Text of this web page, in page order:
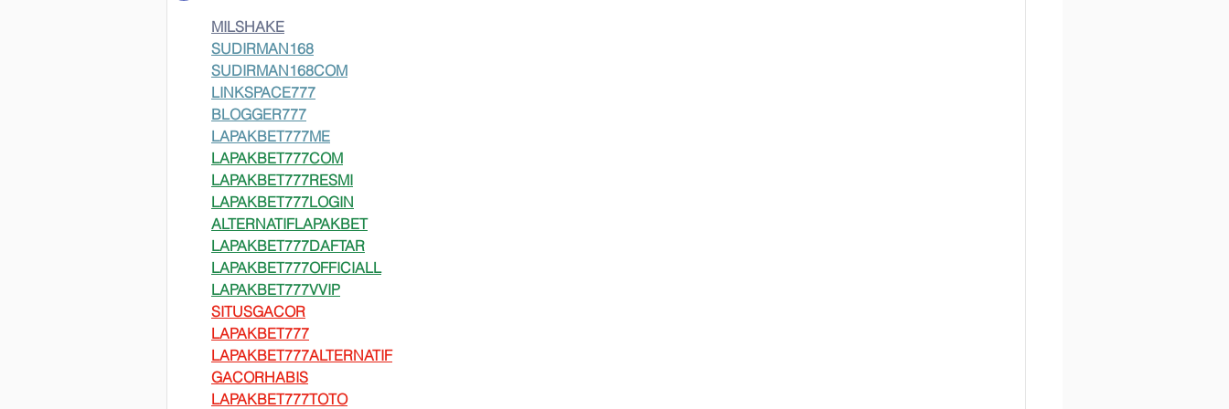
MILSHAKE
SUDIRMAN168
SUDIRMAN168COM
LINKSPACE777
BLOGGER777
LAPAKBET777ME
LAPAKBET777COM
LAPAKBET777RESMI
LAPAKBET777LOGIN
ALTERNATIFLAPAKBET
LAPAKBET777DAFTAR
LAPAKBET777OFFICIALL
LAPAKBET777VVIP
SITUSGACOR
LAPAKBET777
LAPAKBET777ALTERNATIF
GACORHABIS
LAPAKBET777TOTO